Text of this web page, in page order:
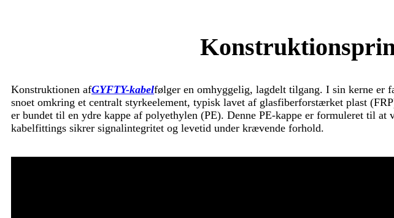
Konstruktionen afGYFTY-kabelfølger en omhyggelig, lagdelt tilgang. I sin kerne er
snoet omkring et centralt styrkeelement, typisk lavet af glasfiberforstærket plast
er bundet til en ydre kappe af polyethylen (PE). Denne PE-kappe er formuleret til
kabelfittings sikrer signalintegritet og levetid under krævende forhold.